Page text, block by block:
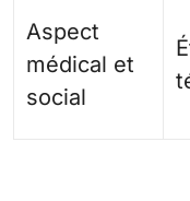
Aspect
médical et
social